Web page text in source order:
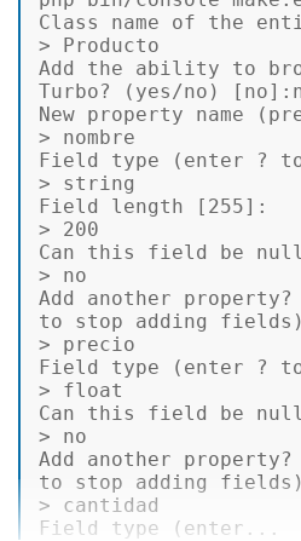
Class
name of the
> Producto
Add the ability to
New property name
> nombre
Field type (enter ?
> string
Field length [ 255]:
> 200
Can this field be
> no
Add another property
to
stop adding
> precio
Field type (enter ?
> float
Can this field be
> no
Add another property
to
stop adding
> cantidad
Field type (enter...